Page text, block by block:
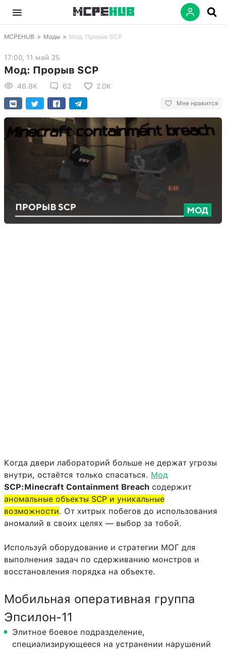
MCPEHUB » Моды » Мод: Прорыв SCP
17:00, 11 май 25
Мод: Прорыв SCP
46.8K 62 2.0K
Мне нравится
Когда двери лабораторий больше не держат угрозы
внутри, остаётся только спасаться. Мод
SCP:Minecraft Containment Breach содержит
аномальные объекты SCP и уникальные
возможности. От хитрых побегов до использования
аномалий в своих целях — выбор за тобой.
Используй оборудование и стратегии МОГ для
выполнения задач по сдерживанию монстров и
восстановления порядка на объекте.
Мобильная оперативная группа
Эпсилон-11
Элитное боевое подразделение,
специализирующееся на устранении нарушений